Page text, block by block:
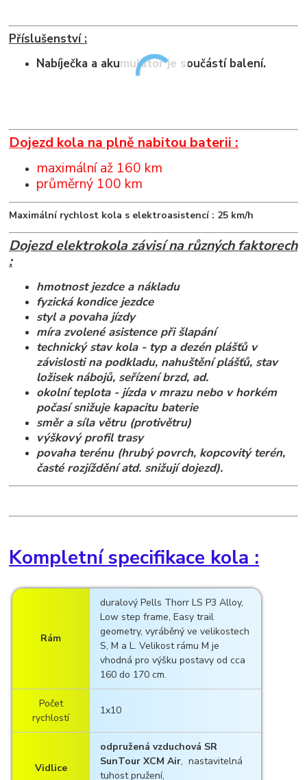
Příslušenství :
Nabíječka a akumulátor je součástí balení.
Dojezd kola na plně nabitou baterii :
maximální až 160 km
průměrný 100 km
Maximální rychlost kola s elektroasistencí : 25 km/h
Dojezd elektrokola závisí na různých faktorech
:
hmotnost jezdce a nákladu
fyzická kondice jezdce
styl a povaha jízdy
míra zvolené asistence při šlapání
technický stav kola - typ a dezén plášťů v
závislosti na podkladu, nahuštění plášťů, stav
ložisek nábojů, seřízení brzd, ad.
okolní teplota - jízda v mrazu nebo v horkém
počasí snižuje kapacitu baterie
směr a síla větru (protivětru)
výškový profil trasy
povaha terénu (hrubý povrch, kopcovitý terén,
časté rozjíždění atd. snižují dojezd).
Kompletní specifikace kola :
Rám
duralový Pells Thorr LS P3 Alloy,
Low step frame, Easy trail
geometry, vyráběný ve velikostech
S, M a L. Velikost rámu M je
vhodná pro výšku postavy od cca
160 do 170 cm.
Počet
rychlostí
1x10
Vidlice
odpružená vzduchová SR
SunTour XCM Air, nastavitelná
tuhost pružení,